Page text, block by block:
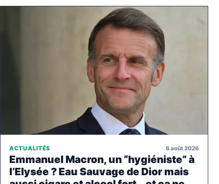
ACTUALITÉS 6 août 2026
Emmanuel Macron, un “hygiéniste” à
l’Elysée ? Eau Sauvage de Dior mais